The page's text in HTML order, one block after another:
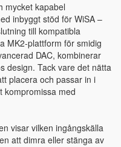
mycket kapabel
inbyggt stöd för WiSA –
till kompatibla
MK2-plattform för smidig
DAC, kombinerar
design. Tack vare det nätta
placera och passar in i
kompromissa med
visar vilken ingångskälla
att dimra eller stänga av